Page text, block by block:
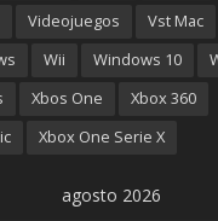
Videojuegos
Vst Mac
Wii Windows 10
Xbos One
Xbox 360
Xbox One Serie X
agosto 2026